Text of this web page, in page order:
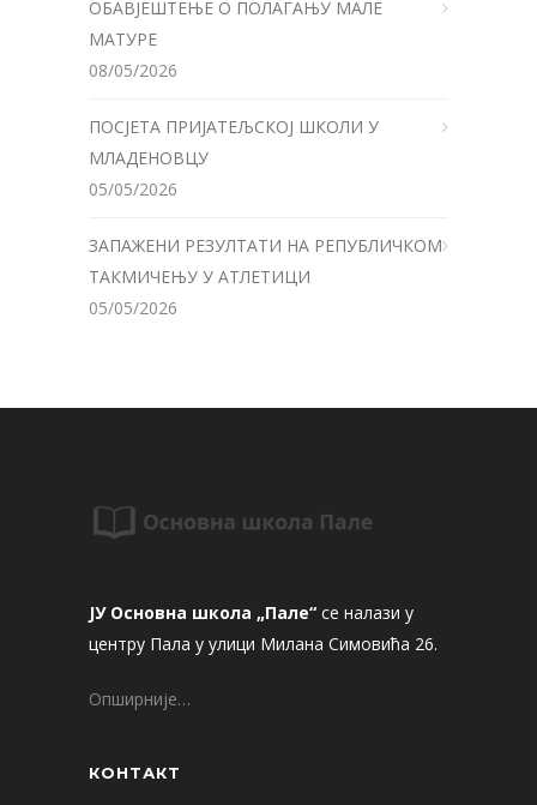
ОБАВЈЕШТЕЊЕ О ПОЛАГАЊУ МАЛЕ
МАТУРЕ
08/05/2026
ПОСЈЕТА ПРИЈАТЕЉСКОЈ ШКОЛИ У
МЛАДЕНОВЦУ
05/05/2026
ЗАПАЖЕНИ РЕЗУЛТАТИ НА РЕПУБЛИЧКОМ
ТАКМИЧЕЊУ У АТЛЕТИЦИ
05/05/2026
ЈУ Основна школа „Пале“ се налази у
центру Пала у улици Милана Симовића 26.
Опширније…
КОНТАКТ